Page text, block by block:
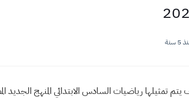
سنة
رياضيات السادس الابتدائي المنهج الجديد المطور